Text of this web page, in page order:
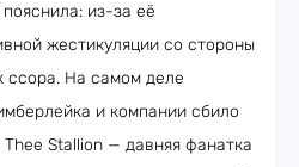
из-за её
жестикуляции со стороны
ссора. На самом деле
и компании сбило
Thee Stallion — давняя фанатка